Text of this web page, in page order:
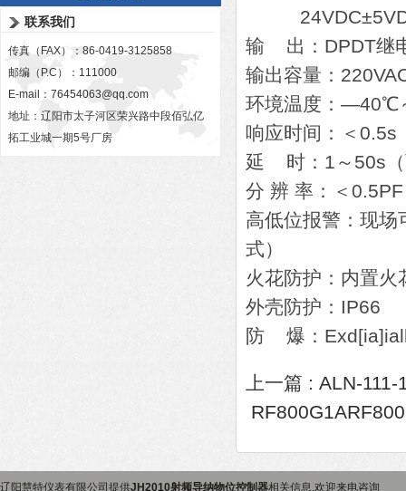
联系我们
传真（FAX）：86-0419-3125858
邮编（P.C）：111000
E-mail： 76454063@qq.com
地址：辽阳市太子河区荣兴路中段佰弘亿
拓工业城一期5号厂房
输 出：DPDT继
输出容量：
环境温度：—40℃
响应时间：＜0.5s
延 时：1～50s（
分 辨 率：＜0.5PF
高低位报警：现
式）
火花防护：内置火
外壳防护：IP66
防 爆：
上一篇 : ALN-111-
辽阳慧特仪表有限公司提供JH2010射频导纳物位控制器相关信息,欢迎来电咨询